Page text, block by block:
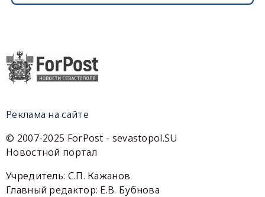
Реклама на сайте
© 2007-2025 ForPost - sevastopol.SU
Новостной портал
Учредитель: С.П. Кажанов
Главный редактор: Е.В. Бубнова